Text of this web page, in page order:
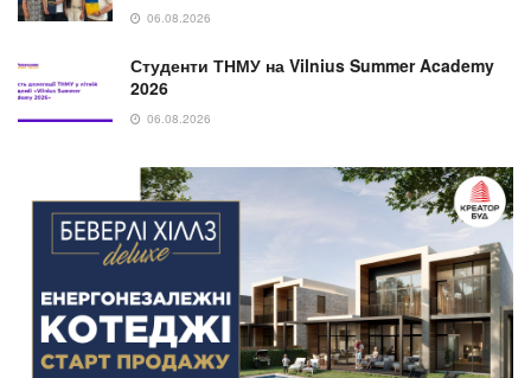
06.08.2026
Студенти ТНМУ на Vilnius Summer Academy
2026
06.08.2026